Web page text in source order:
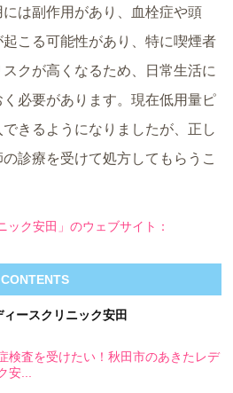
は副作用があり、血栓症や頭
こる可能性があり、特に喫煙者
クが高くなるため、日常生活に
必要があります。現在低用量ピ
きるようになりましたが、正し
診療を受けて処方してもらうこ
ック安田」のウェブサイト：
CONTENTS
ースクリニック安田
検査を受けたい！秋田市のあきたレデ
安...